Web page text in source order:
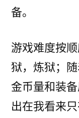
备。
游戏难度按
狱，炼狱；
金币量和装
出在我看来